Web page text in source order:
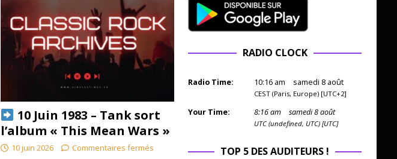
10 Juin 1983 – Tank sort
l’album « This Mean Wars »
10 juin 2026 Commentaires fermés
RADIO CLOCK
Radio Time: 10:16 am samedi 8 août
CEST (Paris, Europe) [UTC+2]
Your Time: 8:16am samedi 8 août
UTC (undefined, UTC) [UTC]
TOP 5 DES AUDITEURS !